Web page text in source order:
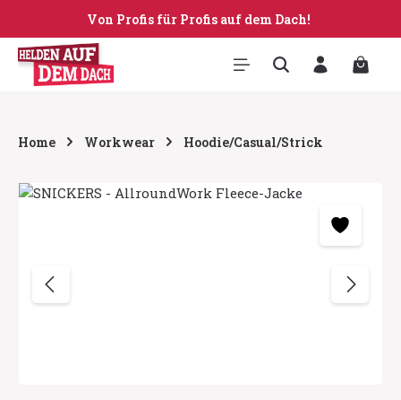
Zum Hauptinhalt springen
Von Profis für Profis auf dem Dach!
Home Workwear Hoodie/Casual/Strick
Bildergalerie überspringen